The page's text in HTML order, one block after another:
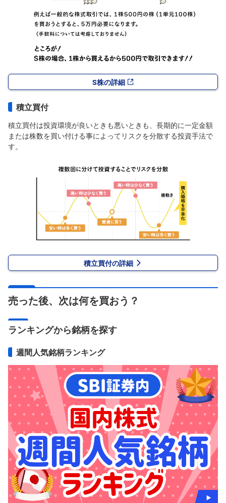
S株の詳細
積立買付
積立買付は投資環境が良いときも悪いときも、長期的に一定金額
または株数を買い付ける事によってリスクを分散する投資手法で
す。
積立買付の詳細
売った後、次は何を買おう？
ランキングから銘柄を探す
週間人気銘柄ランキング